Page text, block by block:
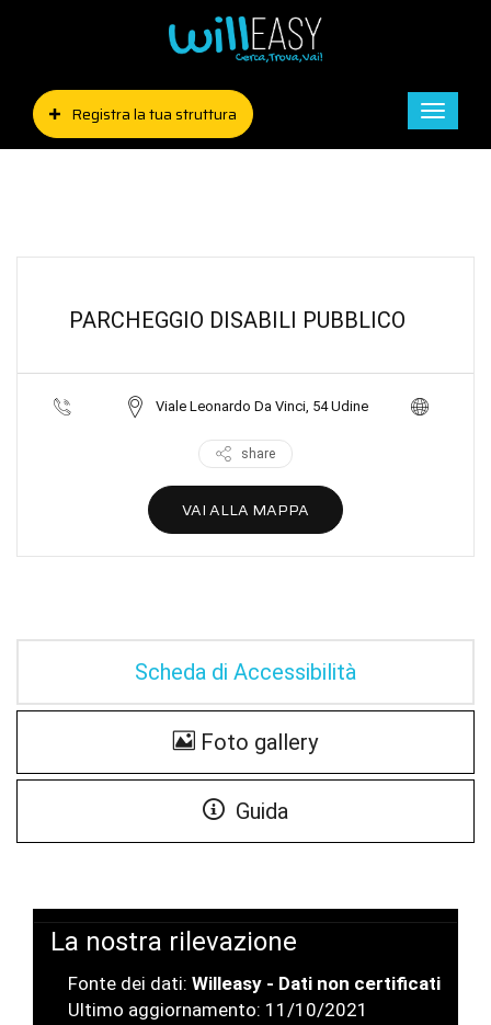
Registra la tua struttura
Toggle
PARCHEGGIO DISABILI PUBBLICO
Viale Leonardo Da Vinci, 54 Udine
share
VAI ALLA MAPPA
Scheda di Accessibilità
Foto gallery
Guida
La nostra rilevazione
Fonte dei dati: Willeasy - Dati non certificati
Ultimo aggiornamento: 11/10/2021